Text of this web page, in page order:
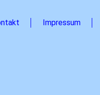
Impressum